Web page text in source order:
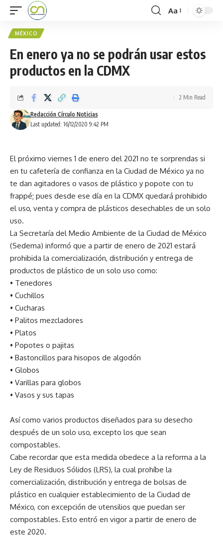
Aa
MÉXICO
En enero ya no se podrán usar estos
productos en la CDMX
Last updated: 16/12/2020 9:42 PM
Redacción Círculo Noticias
2 Min Read
El próximo viernes 1 de enero del 2021 no te sorprendas si
en tu cafetería de confianza en la Ciudad de México ya no
te dan agitadores o vasos de plástico y popote con tu
frappé; pues desde ese día en la CDMX quedará prohibido
el uso, venta y compra de plásticos desechables de un solo
uso.
La Secretaría del Medio Ambiente de la Ciudad de México
(Sedema) informó que a partir de enero de 2021 estará
prohibida la comercialización, distribución y entrega de
productos de plástico de un solo uso como:
• Tenedores
• Cuchillos
• Cucharas
• Palitos mezcladores
• Platos
• Popotes o pajitas
• Bastoncillos para hisopos de algodón
• Globos
• Varillas para globos
• Vasos y sus tapas
Así como varios productos diseñados para su desecho
después de un solo uso, excepto los que sean
compostables.
Cabe recordar que esta medida obedece a la reforma a la
Ley de Residuos Sólidos (LRS), la cual prohíbe la
comercialización, distribución y entrega de bolsas de
plástico en cualquier establecimiento de la Ciudad de
México, con excepción de utensilios que puedan ser
compostables. Esto entró en vigor a partir de enero de
este 2020.